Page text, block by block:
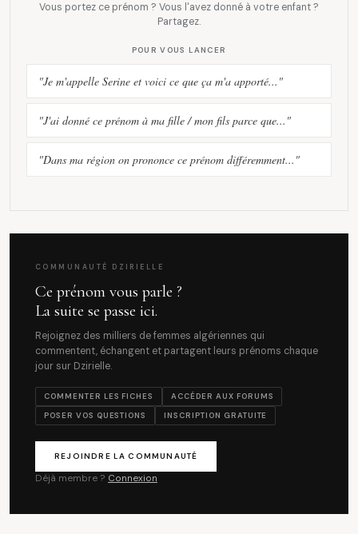
Vous portez ce prénom ? Vous l'avez donné à votre enfant ?
Partagez.
POUR VOUS LANCER
"Je m'appelle Serine et voici ce que ça m'a apporté..."
"J'ai donné ce prénom à ma fille / mon fils parce que..."
"Dans ma région on prononce ce prénom différemment..."
COMMUNAUTÉ DZIRIELLE
Ce prénom vous parle ?
La suite se passe ici.
Rejoignez des milliers de femmes algériennes qui
commentent, échangent et partagent leurs prénoms chaque
jour sur Dzirielle.
COMMENTER LES FICHES
ACCÉDER AUX FORUMS
POSER VOS QUESTIONS
INSCRIPTION GRATUITE
REJOINDRE LA COMMUNAUTÉ
Déjà membre ? Connexion